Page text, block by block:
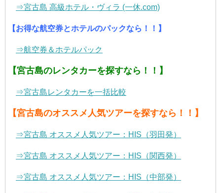
⇒宮古島 高級ホテル・ヴィラ (一休.com)
【お得な航空券とホテルのパックなら！！】
⇒航空券＆ホテルパック
【宮古島のレンタカーを探すなら！！】
⇒宮古島レンタカーを一括比較
【宮古島のオススメ人気ツアーを探すなら！！】
⇒宮古島 オススメ人気ツアー：HIS（羽田発）
⇒宮古島 オススメ人気ツアー：HIS（関西発）
⇒宮古島 オススメ人気ツアー：HIS（中部発）